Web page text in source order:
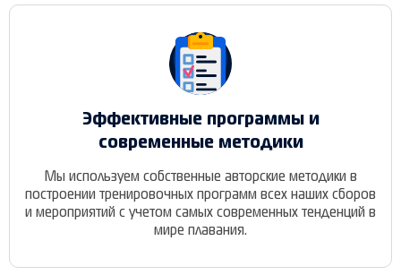
Эффективные программы и
современные методики
Мы используем собственные авторские методики в
построении тренировочных программ всех наших сборов
и мероприятий с учетом самых современных тенденций в
мире плавания.